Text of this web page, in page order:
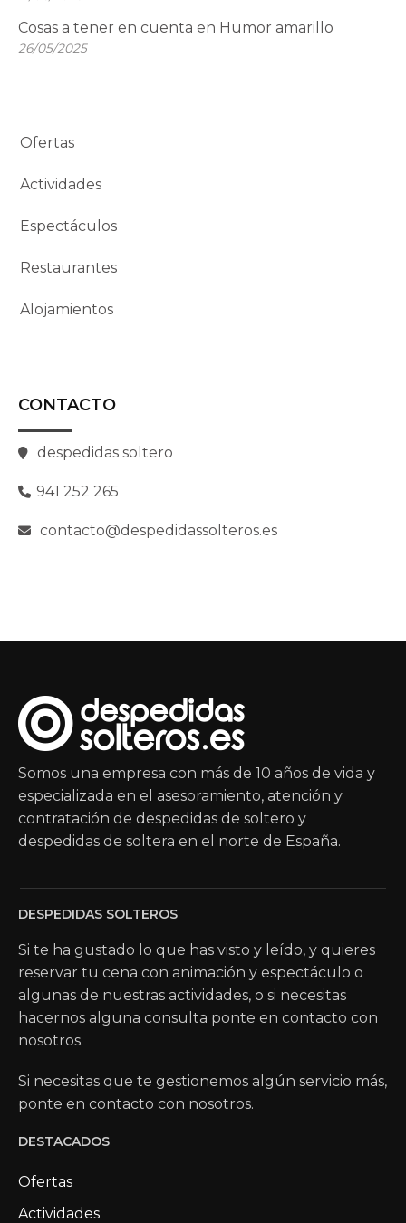
Cosas a tener en cuenta en Humor amarillo
26/05/2025
Ofertas
Actividades
Espectáculos
Restaurantes
Alojamientos
CONTACTO
despedidas soltero
941 252 265
contacto@despedidassolteros.es
Somos una empresa con más de 10 años de vida y
especializada en el asesoramiento, atención y
contratación de despedidas de soltero y
despedidas de soltera en el norte de España.
DESPEDIDAS SOLTEROS
Si te ha gustado lo que has visto y leído, y quieres
reservar tu cena con animación y espectáculo o
algunas de nuestras actividades, o si necesitas
hacernos alguna consulta ponte en contacto con
nosotros.
Si necesitas que te gestionemos algún servicio más,
ponte en contacto con nosotros.
DESTACADOS
Ofertas
Actividades